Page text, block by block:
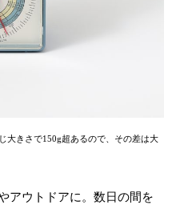
大きさで150g超あるので、その差は大
アウトドアに。数日の間を